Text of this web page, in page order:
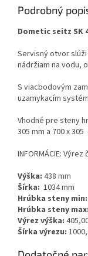
Podrobný
Dometic seitz SK
Servisný otvor
nádržiam na vodu,
S viacbodovým
uzamykacím
Vhodné pre steny
305 mm a 700 x
INFORMÁCIE:
Výška: 438 mm
Šírka: 1034 mm
Hrúbka steny min:
Hrúbka steny max:
Výrez výška:
Šírka výrezu: